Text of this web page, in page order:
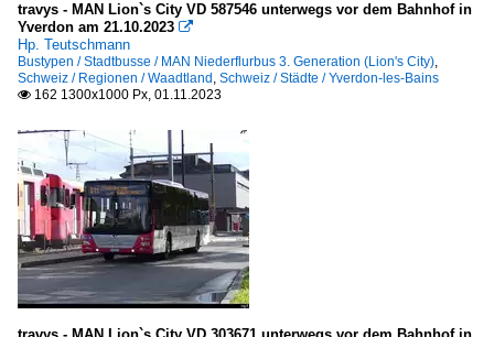
travys - MAN Lion`s City VD 587546 unterwegs vor dem Bahnhof in
Yverdon am 21.10.2023 
Hp. Teutschmann
Bustypen / Stadtbusse / MAN Niederflurbus 3. Generation (Lion's City),
Schweiz / Regionen / Waadtland , Schweiz / Städte / Yverdon-les-Bains
 162 1300x1000 Px, 01.11.2023